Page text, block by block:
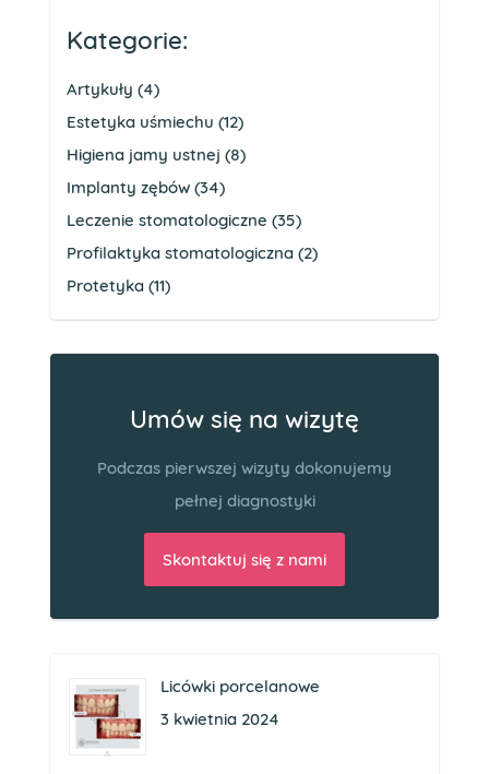
leczenia
Kategorie:
Artykuły (4)
Estetyka uśmiechu (12)
Higiena jamy ustnej (8)
Implanty zębów (34)
Leczenie stomatologiczne (35)
Profilaktyka stomatologiczna (2)
Protetyka (11)
Umów się na wizytę
Podczas pierwszej wizyty dokonujemy
pełnej diagnostyki
Skontaktuj się z nami
Licówki porcelanowe
3 kwietnia 2024